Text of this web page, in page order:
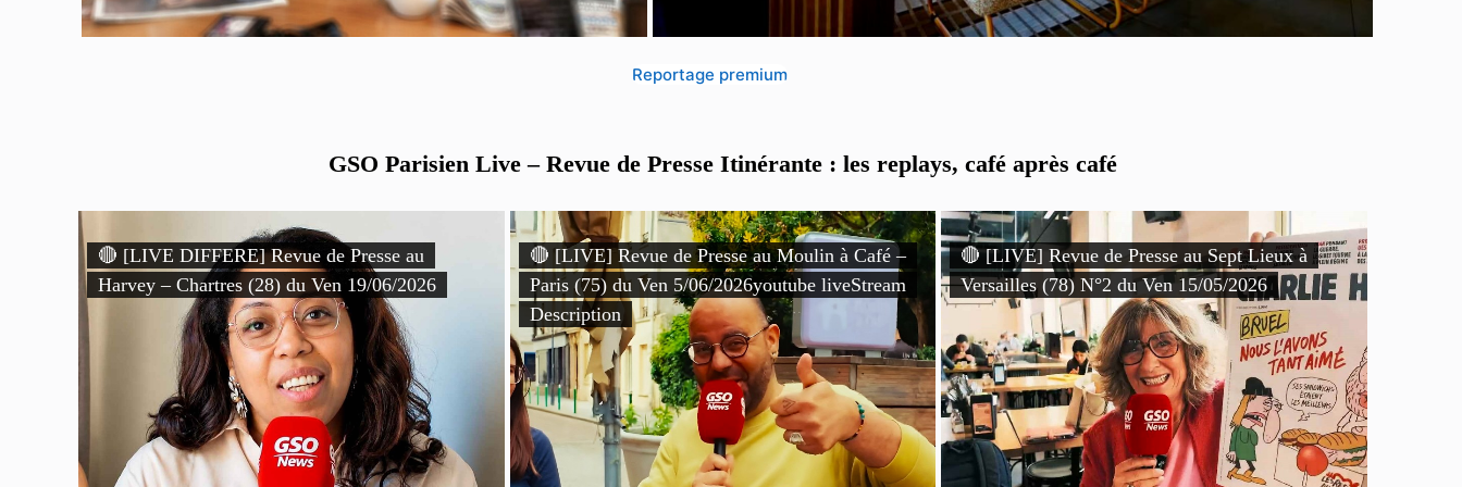
Reportage premium
GSO Parisien Live – Revue de Presse Itinérante : les replays, café après café
🔴 [LIVE DIFFERE] Revue de Presse au
Harvey – Chartres (28) du Ven 19/06/2026
🔴 [LIVE] Revue de Presse au Moulin à Café –
Paris (75) du Ven 5/06/2026youtube liveStream
Description
🔴 [LIVE] Revue de Presse au Sept Lieux à
Versailles (78) N°2 du Ven 15/05/2026